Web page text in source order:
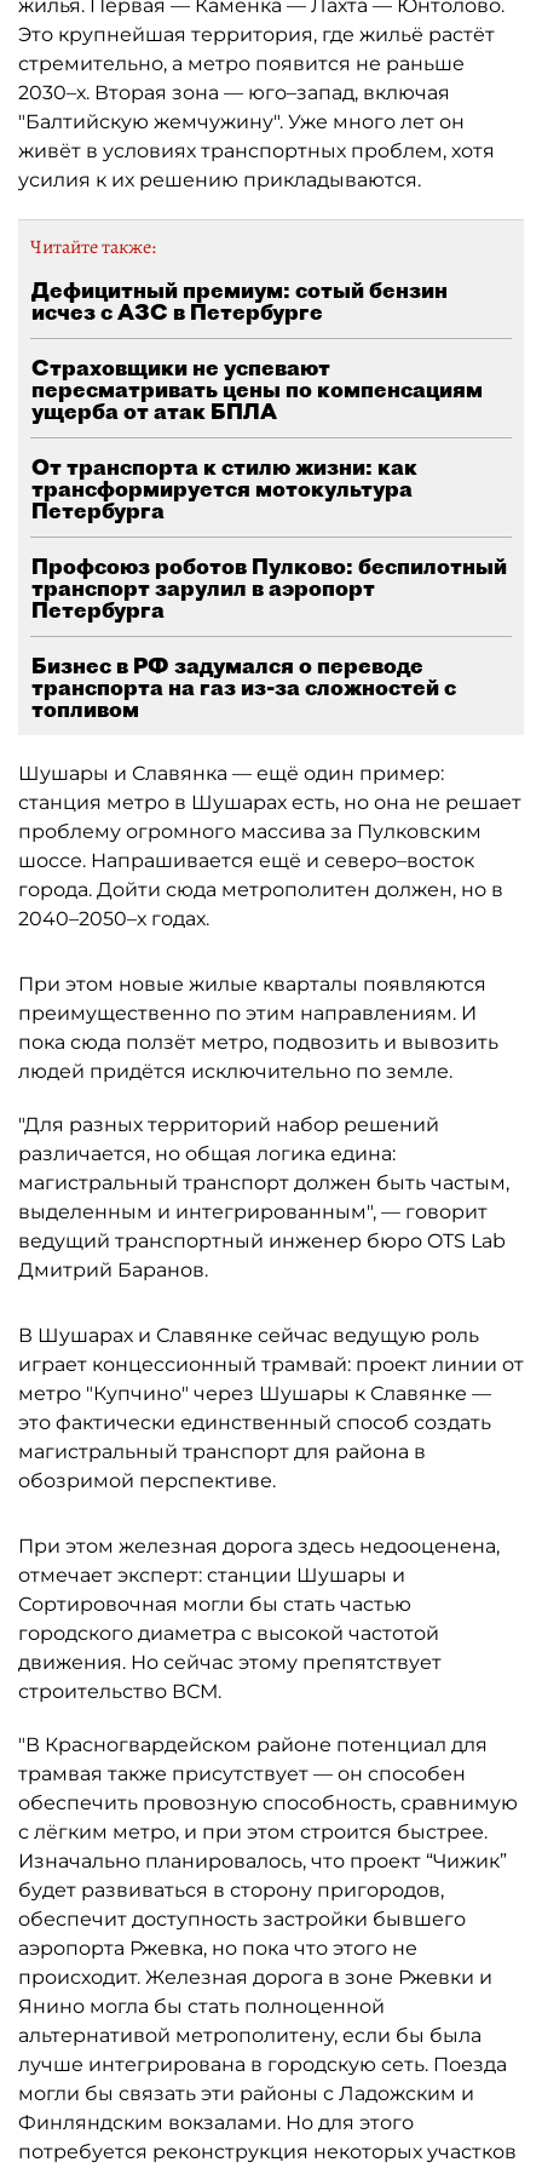
жилья. Первая — Каменка — Лахта — Юнтолово.
Это крупнейшая территория, где жильё растёт
стремительно, а метро появится не раньше
2030–х. Вторая зона — юго–запад, включая
"Балтийскую жемчужину". Уже много лет он
живёт в условиях транспортных проблем, хотя
усилия к их решению прикладываются.
Читайте также:
Дефицитный премиум: сотый бензин
исчез с АЗС в Петербурге
Страховщики не успевают
пересматривать цены по компенсациям
ущерба от атак БПЛА
От транспорта к стилю жизни: как
трансформируется мотокультура
Петербурга
Профсоюз роботов Пулково: беспилотный
транспорт зарулил в аэропорт
Петербурга
Бизнес в РФ задумался о переводе
транспорта на газ из-за сложностей с
топливом
Шушары и Славянка — ещё один пример:
станция метро в Шушарах есть, но она не решает
проблему огромного массива за Пулковским
шоссе. Напрашивается ещё и северо–восток
города. Дойти сюда метрополитен должен, но в
2040–2050–х годах.
При этом новые жилые кварталы появляются
преимущественно по этим направлениям. И
пока сюда ползёт метро, подвозить и вывозить
людей придётся исключительно по земле.
"Для разных территорий набор решений
различается, но общая логика едина:
магистральный транспорт должен быть частым,
выделенным и интегрированным", — говорит
ведущий транспортный инженер бюро OTS Lab
Дмитрий Баранов.
В Шушарах и Славянке сейчас ведущую роль
играет концессионный трамвай: проект линии от
метро "Купчино" через Шушары к Славянке —
это фактически единственный способ создать
магистральный транспорт для района в
обозримой перспективе.
При этом железная дорога здесь недооценена,
отмечает эксперт: станции Шушары и
Сортировочная могли бы стать частью
городского диаметра с высокой частотой
движения. Но сейчас этому препятствует
строительство ВСМ.
"В Красногвардейском районе потенциал для
трамвая также присутствует — он способен
обеспечить провозную способность, сравнимую
с лёгким метро, и при этом строится быстрее.
Изначально планировалось, что проект “Чижик”
будет развиваться в сторону пригородов,
обеспечит доступность застройки бывшего
аэропорта Ржевка, но пока что этого не
происходит. Железная дорога в зоне Ржевки и
Янино могла бы стать полноценной
альтернативой метрополитену, если бы была
лучше интегрирована в городскую сеть. Поезда
могли бы связать эти районы с Ладожским и
Финляндским вокзалами. Но для этого
потребуется реконструкция некоторых участков